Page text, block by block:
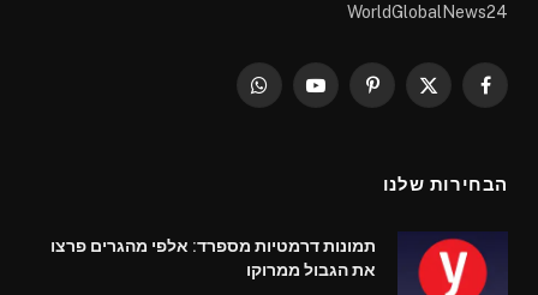
WorldGlobalNews24
Facebook
X
Pinterest
YouTube
WhatsApp
הבחירות שלנו
תמונות דרמטיות מספרד: אלפי מהגרים פרצו
את הגבול ממרוקו